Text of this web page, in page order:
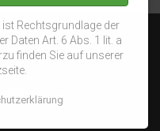
ist Rechtsgrundlage der
Daten Art. 6 Abs. 1 lit. a
finden Sie auf unserer